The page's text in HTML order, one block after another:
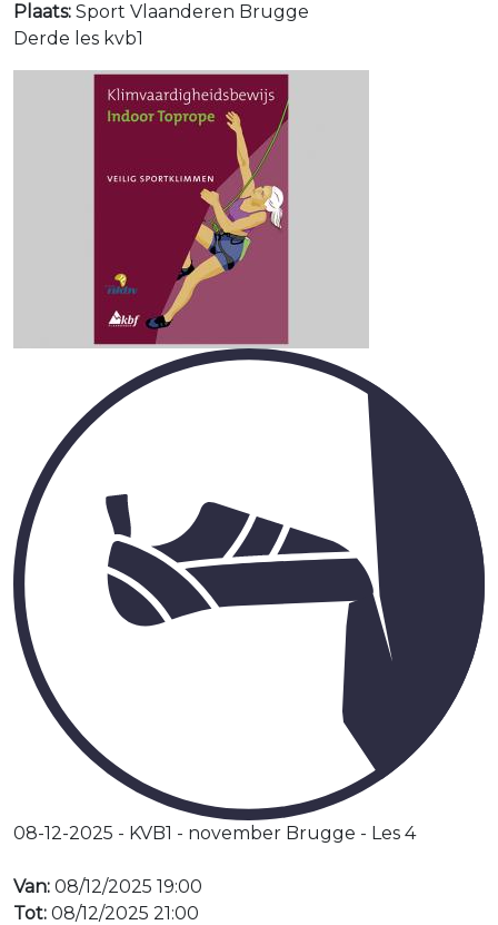
Plaats: Sport Vlaanderen Brugge
Derde les kvb1
08-12-2025 - KVB1 - november Brugge - Les 4
Van: 08/12/2025 19:00
Tot: 08/12/2025 21:00